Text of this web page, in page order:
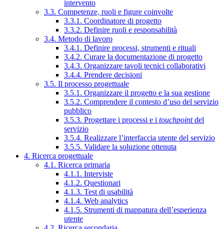
intervento
3.3. Competenze, ruoli e figure coinvolte
3.3.1. Coordinatore di progetto
3.3.2. Definire ruoli e responsabilità
3.4. Metodo di lavoro
3.4.1. Definire processi, strumenti e rituali
3.4.2. Curare la documentazione di progetto
3.4.3. Organizzare tavoli tecnici collaborativi
3.4.4. Prendere decisioni
3.5. Il processo progettuale
3.5.1. Organizzare il progetto e la sua gestione
3.5.2. Comprendere il contesto d’uso del servizio
pubblico
3.5.3. Progettare i processi e i touchpointdel
servizio
3.5.4. Realizzare l’interfaccia utente del servizio
3.5.5. Validare la soluzione ottenuta
4. Ricerca progettuale
4.1. Ricerca primaria
4.1.1. Interviste
4.1.2. Questionari
4.1.3. Test di usabilità
4.1.4. Web analytics
4.1.5. Strumenti di mappatura dell’esperienza
utente